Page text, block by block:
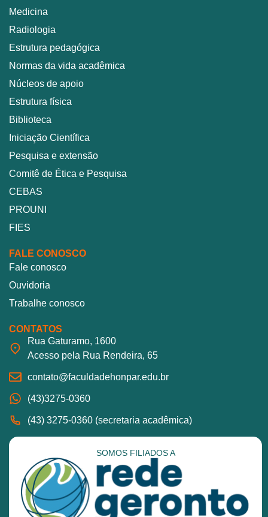
Medicina
Radiologia
Estrutura pedagógica
Normas da vida acadêmica
Núcleos de apoio
Estrutura física
Biblioteca
Iniciação Científica
Pesquisa e extensão
Comitê de Ética e Pesquisa
CEBAS
PROUNI
FIES
FALE CONOSCO
Fale conosco
Ouvidoria
Trabalhe conosco
CONTATOS
Rua Gaturamo, 1600
Acesso pela Rua Rendeira, 65
contato@faculdadehonpar.edu.br
(43)3275-0360
(43) 3275-0360 (secretaria acadêmica)
SOMOS FILIADOS A